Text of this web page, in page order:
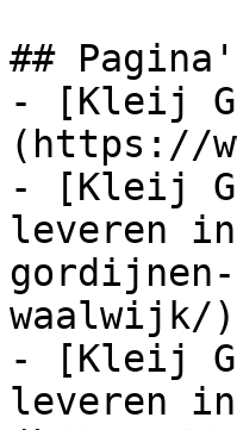
##
- [Kleij
(https://
- [Kleij
leveren
waalwijk/)
- [Kleij
leveren